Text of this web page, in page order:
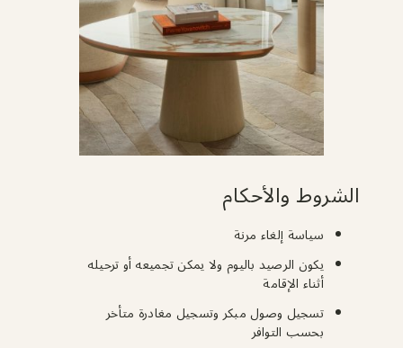
الشروط والأحكام
سياسة إلغاء مرنة
يكون الرصيد باليوم ولا يمكن تجميعه أو ترحيله
أثناء الإقامة
تسجيل وصول مبكر وتسجيل مغادرة متأخر
بحسب التوافر